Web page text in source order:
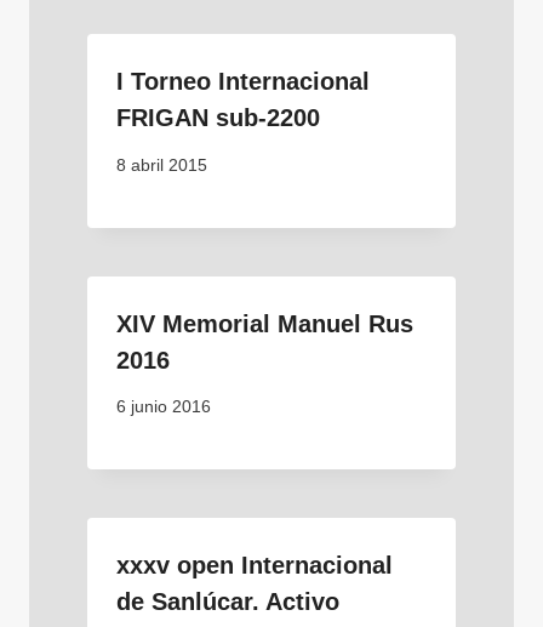
I Torneo Internacional
FRIGAN sub-2200
8 abril 2015
XIV Memorial Manuel Rus
2016
6 junio 2016
xxxv open Internacional
de Sanlúcar. Activo